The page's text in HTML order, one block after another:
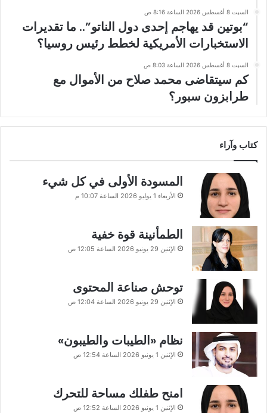
السبت 8 أغسطس 2026 الساعة 8:16 ص
“بوتين قد يهاجم إحدى دول الناتو”.. ما تقديرات
الاستخبارات الأمريكية لخطط رئيس روسيا؟
السبت 8 أغسطس 2026 الساعة 8:03 ص
كم سيتقاضى محمد صلاح من الأموال مع
طرابزون سبور؟
كتاب وآراء
المسودة الأولى في كل شيء
الأربعاء 1 يوليو 2026 الساعة 10:07 م
الطمأنينة قوة خفية
الإثنين 29 يونيو 2026 الساعة 12:05 ص
توحش صناعة المحتوى
الإثنين 29 يونيو 2026 الساعة 12:04 ص
نظام «الطيبات والطيبون»
الإثنين 1 يونيو 2026 الساعة 12:54 ص
امنح طفلك مساحة للتحرك
الإثنين 1 يونيو 2026 الساعة 12:52 ص